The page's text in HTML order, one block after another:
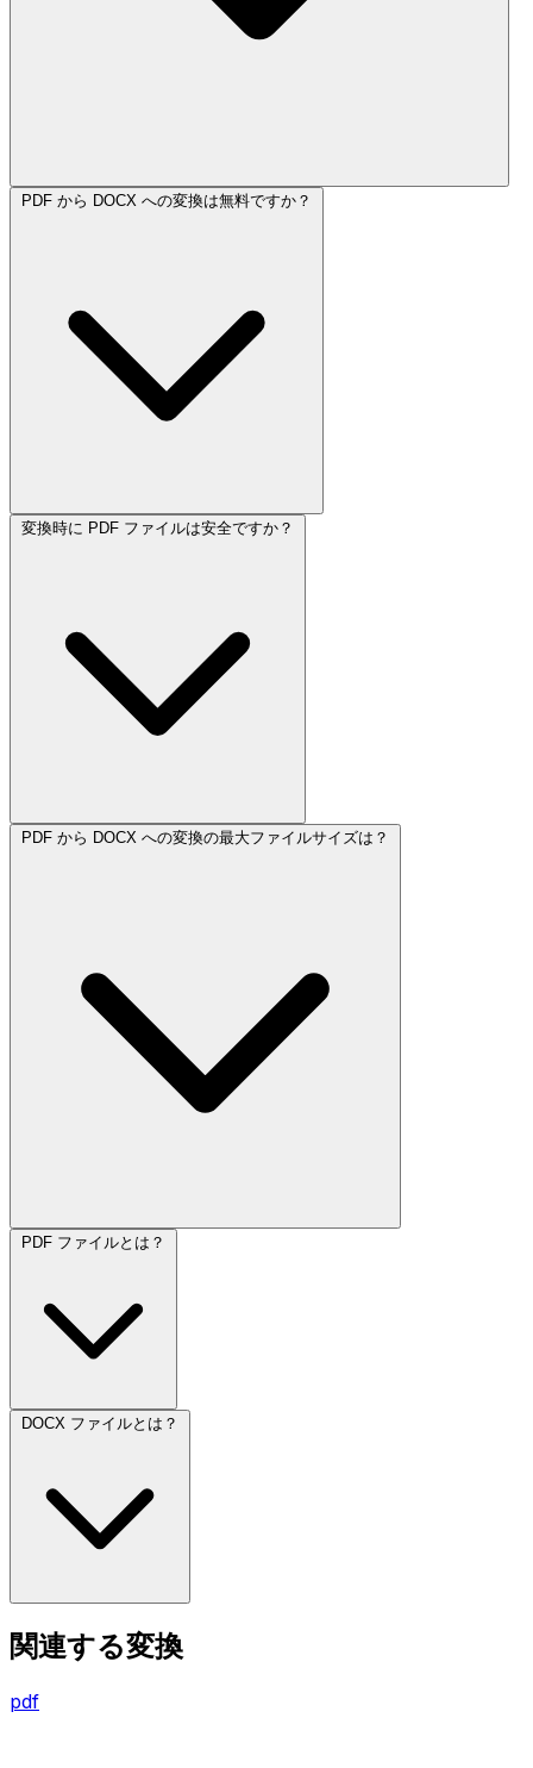
PDF から DOCX への変換は無料ですか？
変換時に PDF ファイルは安全ですか？
PDF から DOCX への変換の最大ファイルサイズは？
PDF ファイルとは？
DOCX ファイルとは？
関連する変換
pdf